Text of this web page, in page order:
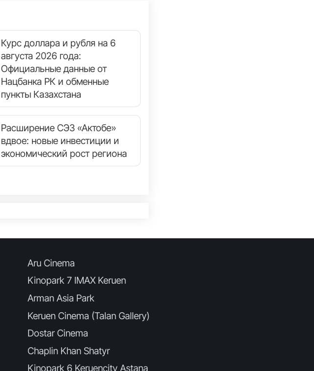
Курс доллара и рубля на 6
августа 2026 года:
Официальные данные от
Нацбанка РК и обменные
пункты Казахстана
Расширение СЭЗ «Актобе»
вдвое: новые инвестиции и
экономический рост региона
Aru Cinema
Kinopark 7 IMAX Keruen
Arman Asia Park
Keruen Cinema (Talan Gallery)
Dostar Cinema
Chaplin Khan Shatyr
Kinopark 6 Keruencity Astana